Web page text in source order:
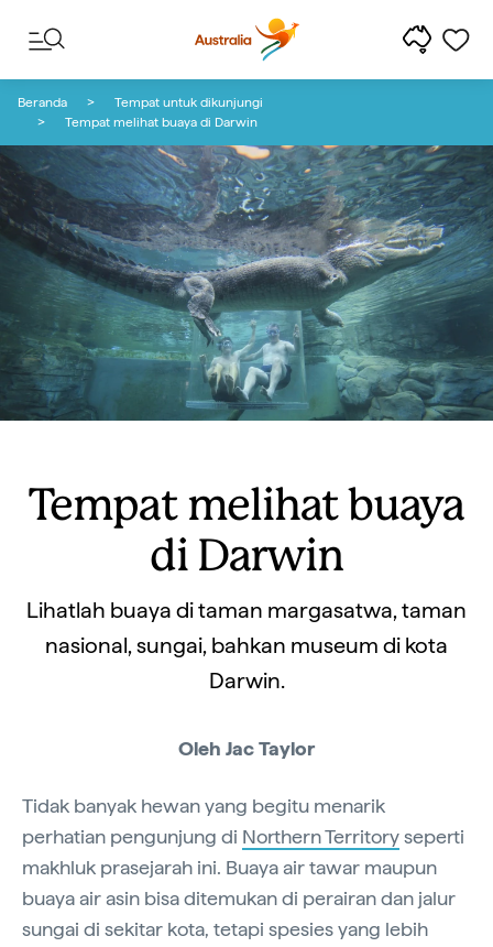
Beranda
Tempat untuk dikunjungi
Tempat melihat buaya di Darwin
Tempat melihat buaya
di Darwin
Lihatlah buaya di taman margasatwa, taman
nasional, sungai, bahkan museum di kota
Darwin.
Oleh Jac Taylor
Tidak banyak hewan yang begitu menarik
perhatian pengunjung di Northern Territoryseperti
makhluk prasejarah ini. Buaya air tawar maupun
buaya air asin bisa ditemukan di perairan dan jalur
sungai di sekitar kota, tetapi spesies yang lebih